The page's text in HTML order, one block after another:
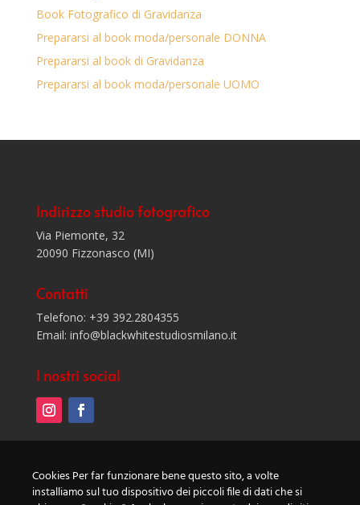
Book Fotografico di Gravidanza
Prepararsi al book moda/personale DONNA
Prepararsi al book di Gravidanza
Prepararsi al book moda/personale UOMO
Indirizzo studio fotografico
Via Piemonte, 32
20090 Fizzonasco (MI)
Contatti
Telefono: +39 392.2804355
Email: info@blackwhitestudiosmilano.it
I nostri social
Cookie Policy
Cookies Per far funzionare bene questo sito, a volte
installiamo sul tuo dispositivo dei piccoli file di dati che si